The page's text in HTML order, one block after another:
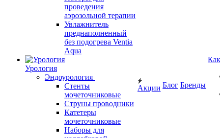
проведения
аэрозольной терапии
Увлажнитель
преднаполненный
без подогрева Ventia
Aqua
Урология
Эндоурология
Стенты
мочеточниковые
Струны проводники
Катетеры
мочеточниковые
Наборы для
Акции Блог Бренды